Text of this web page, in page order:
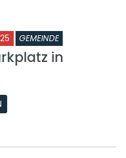
GEMEINDE
in